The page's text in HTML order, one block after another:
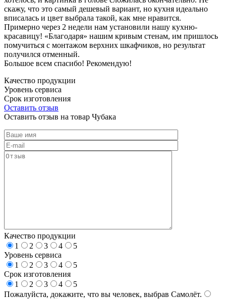
скажу, что это самый дешевый вариант, но кухня идеально
вписалась и цвет выбрала такой, как мне нравится.
Примерно через 2 недели нам установили нашу кухню-
красавицу! «Благодаря» нашим кривым стенам, им пришлось
помучиться с монтажом верхних шкафчиков, но результат
получился отменный.
Большое всем спасибо! Рекомендую!
Качество продукции
Уровень сервиса
Срок изготовления
Оставить отзыв
Оставить отзыв на товар Чубака
Качество продукции
1
2 3 4
5
Уровень сервиса
1
2 3 4
5
Срок изготовления
1
2 3 4
5
Пожалуйста, докажите, что вы человек, выбрав Самолёт.